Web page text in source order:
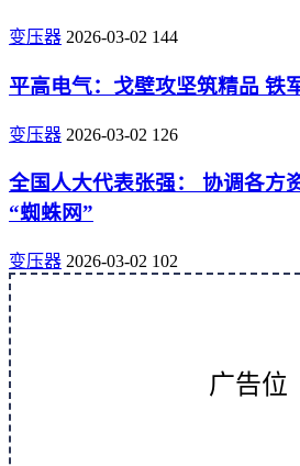
变压器 2026-03-02 144
平高电气：戈壁攻坚筑精品 铁
变压器 2026-03-02 126
全国人大代表张强： 协调各方
“蜘蛛网”
变压器 2026-03-02 102
广告位